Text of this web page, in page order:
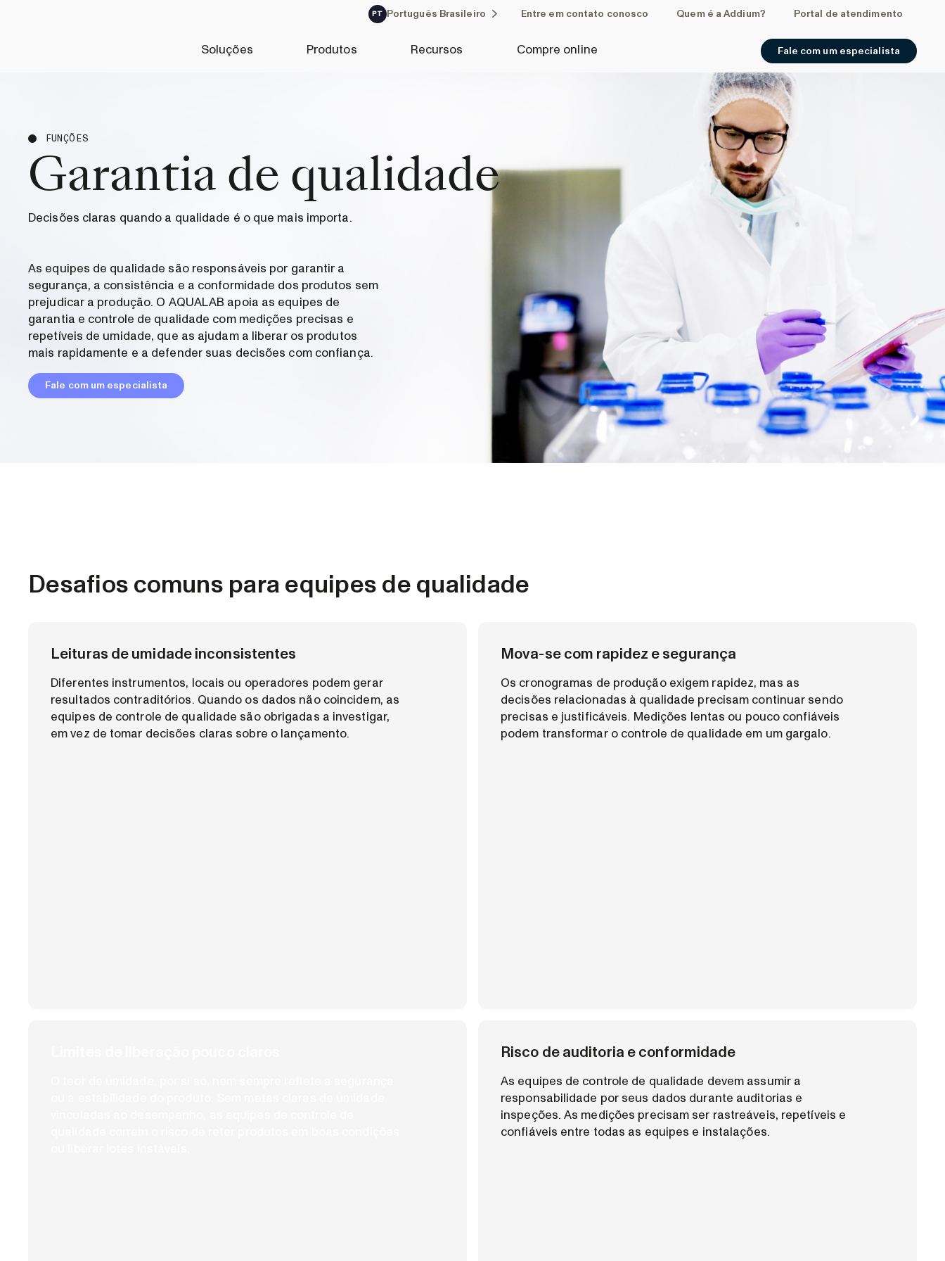
PT Português Brasileiro Entre em contato conosco Quem é a Addium? Portal de atendimento
Soluções Produtos Recursos Compre online Fale com um especialista
FUNÇÕES
Garantia de qualidade
Decisões claras quando a qualidade é o que mais importa.
As equipes de qualidade são responsáveis por garantir a
segurança, a consistência e a conformidade dos produtos sem
prejudicar a produção. O AQUALAB apoia as equipes de
garantia e controle de qualidade com medições precisas e
repetíveis de umidade, que as ajudam a liberar os produtos
mais rapidamente e a defender suas decisões com confiança.
Fale com um especialista
Desafios comuns para equipes de qualidade
Leituras de umidade inconsistentes
Diferentes instrumentos, locais ou operadores podem gerar
resultados contraditórios. Quando os dados não coincidem, as
equipes de controle de qualidade são obrigadas a investigar,
em vez de tomar decisões claras sobre o lançamento.
Mova-se com rapidez e segurança
Os cronogramas de produção exigem rapidez, mas as
decisões relacionadas à qualidade precisam continuar sendo
precisas e justificáveis. Medições lentas ou pouco confiáveis
podem transformar o controle de qualidade em um gargalo.
Risco de auditoria e conformidade
As equipes de controle de qualidade devem assumir a
responsabilidade por seus dados durante auditorias e
inspeções. As medições precisam ser rastreáveis, repetíveis e
confiáveis entre todas as equipes e instalações.